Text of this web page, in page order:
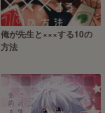
俺が先生と×××する10の
方法